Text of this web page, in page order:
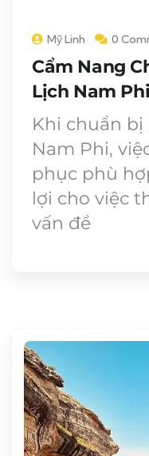
Mỹ Linh 0
Cẩm Nang
Lịch Nam
Khi chuẩn
Nam Phi,
phục phù
lợi cho việc
vấn đề